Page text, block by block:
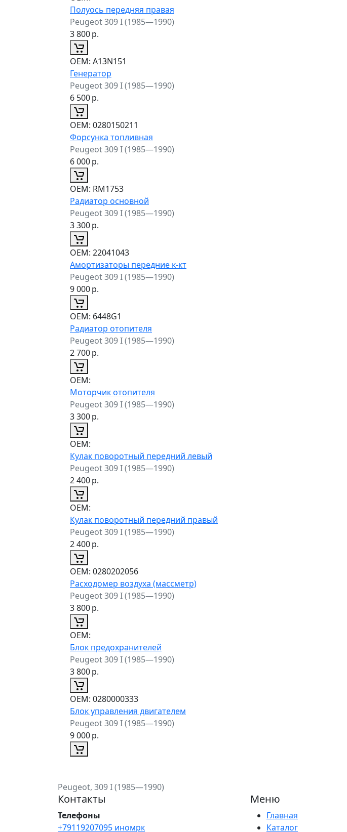
Полуось передняя правая
Peugeot 309 I (1985—1990)
3 800р.
ОЕМ: A13N151
Генератор
Peugeot 309 I (1985—1990)
6 500р.
ОЕМ: 0280150211
Форсунка топливная
Peugeot 309 I (1985—1990)
6 000р.
ОЕМ: RM1753
Радиатор основной
Peugeot 309 I (1985—1990)
3 300р.
ОЕМ: 22041043
Амортизаторы передние к-кт
Peugeot 309 I (1985—1990)
9 000р.
ОЕМ: 6448G1
Радиатор отопителя
Peugeot 309 I (1985—1990)
2 700р.
ОЕМ:
Моторчик отопителя
Peugeot 309 I (1985—1990)
3 300р.
ОЕМ:
Кулак поворотный передний левый
Peugeot 309 I (1985—1990)
2 400р.
ОЕМ:
Кулак поворотный передний правый
Peugeot 309 I (1985—1990)
2 400р.
ОЕМ: 0280202056
Расходомер воздуха (массметр)
Peugeot 309 I (1985—1990)
3 800р.
ОЕМ:
Блок предохранителей
Peugeot 309 I (1985—1990)
3 800р.
ОЕМ: 0280000333
Блок управления двигателем
Peugeot 309 I (1985—1990)
9 000р.
Peugeot, 309 I (1985—1990)
Контакты
Телефоны
+79119207095 иномрк
Меню
Главная
Каталог